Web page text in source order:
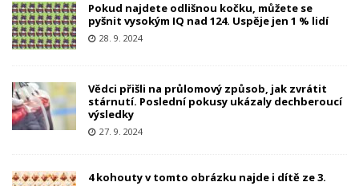
Pokud najdete odlišnou kočku, můžete se
pyšnit vysokým IQ nad 124. Uspěje jen 1 % lidí
28. 9. 2024
Vědci přišli na průlomový způsob, jak zvrátit
stárnutí. Poslední pokusy ukázaly dechberoucí
výsledky
27. 9. 2024
4 kohouty v tomto obrázku najde i dítě ze 3.